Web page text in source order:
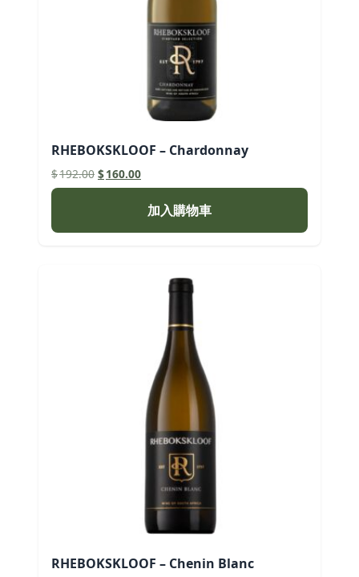
RHEBOKSKLOOF – Chardonnay
$192.00 原
始
$192.00。
$160.00目
前
價
格：
$160.00。
加入購物車
RHEBOKSKLOOF – Chenin Blanc